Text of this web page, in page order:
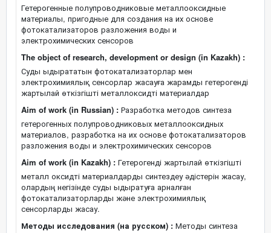
Гетерогенные полупроводниковые металлооксидные
материалы, пригодные для создания на их основе
фотокатализаторов разложения воды и
электрохимических сенсоров
The object of research, development or design (in Kazakh) :
Суды ыдырататын фотокатализаторлар мен
электрохимиялық сенсорлар жасауға жарамды гетерогенді
жартылай өткізгішті металлоксидті материалдар
Aim of work (in Russian) : Разработка методов синтеза
гетерогенных полупроводниковых металлооксидных
материалов, разработка на их основе фотокатализаторов
разложения воды и электрохимических сенсоров
Aim of work (in Kazakh) : Гетерогенді жартылай өткізгішті
металл оксидті материалдарды синтездеу әдістерін жасау,
олардың негізінде суды ыдыратуға арналған
фотокатализаторларды және электрохимиялық
сенсорларды жасау.
Методы исследования (на русском) : Методы синтеза